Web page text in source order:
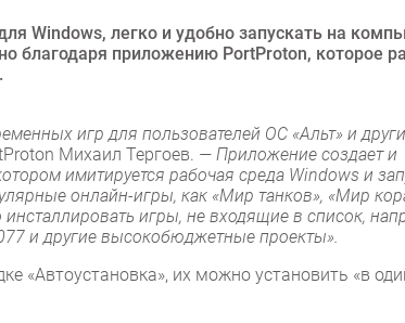
CIO/Управление ИТ
Гаджеты
Windows, легко и удобно запускать на
благодаря приложению PortProton, которое
игр для пользователей ОС «Альт» и
Михаил Тергоев. — Приложение создает и
имитируется рабочая среда Windows и
онлайн-игры, как «Мир танков», «Мир
игры, не входящие в список,
и другие высокобюджетные проекты».
«Автоустановка», их можно установить «в